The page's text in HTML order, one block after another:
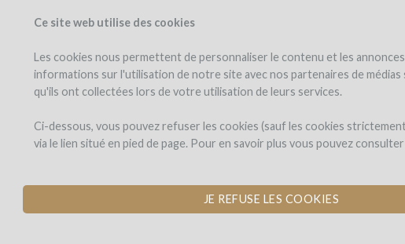
Ce site web utilise des cookies
Les cookies nous permettent de personnaliser le contenu et les
informations sur l'utilisation de notre site avec nos partenaires de
qu'ils ont collectées lors de votre utilisation de leurs services.
Ci-dessous, vous pouvez refuser les cookies (sauf les cookies
via le lien situé en pied de page. Pour en savoir plus vous pouvez consulter
JE REFUSE LES COOKIES